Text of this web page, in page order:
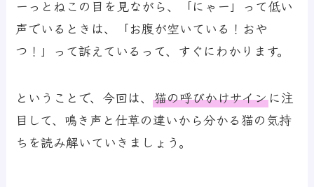
ーっとねこの目を見ながら、「にゃー」って低い
声でいるときは、「お腹が空いている！おや
つ！」って訴えているって、すぐにわかります。
ということで、今回は、猫の呼びかけサインに注
目して、鳴き声と仕草の違いから分かる猫の気持
ちを読み解いていきましょう。